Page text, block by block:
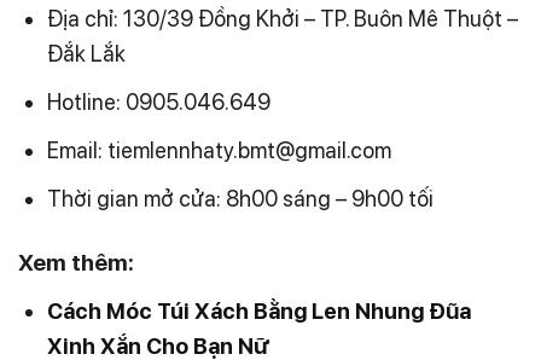
Địa chỉ: 130/39 Đồng Khởi – TP. Buôn Mê Thuột –
Đắk Lắk
Hotline: 0905.046.649
Email: tiemlennhaty.bmt@gmail.com
Thời gian mở cửa: 8h00 sáng – 9h00 tối
Xem thêm:
Cách Móc Túi Xách Bằng Len Nhung Đũa
Xinh Xắn Cho Bạn Nữ